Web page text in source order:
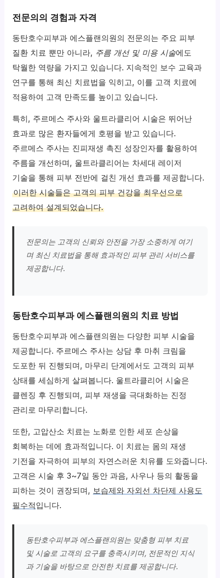
전문의의 경험과 자격
동탄호수피부과 에스플랜의원의 전문의는 주요 피부
질환 치료 뿐만 아니라, 주름 개선 및 미용 시술에도
탁월한 역량을 가지고 있습니다. 지속적인 보수 교육과
연구를 통해 최신 치료법을 익히고, 이를 고객 치료에
적용하여 고객 만족도를 높이고 있습니다.
특히, 주르메스 주사와 울트라클리어 시술은 뛰어난
효과로 많은 환자들에게 호평을 받고 있습니다.
주르메스 주사는 진피재생 촉진 성장인자를 활용하여
주름을 개선하며, 울트라클리어는 차세대 레이저
기술을 통해 피부 전반에 걸친 개선 효과를 제공합니다.
이러한 시술들은 고객의 피부 건강을 최우선으로
고려하여 설계되었습니다.
전문의는 고객의 신뢰와 안전을 가장 소중하게 여기
며 최신 치료법을 통해 효과적인 피부 관리 서비스를
제공합니다.
동탄호수피부과 에스플랜의원의 치료 방법
동탄호수피부과 에스플랜의원는 다양한 피부 시술을
제공합니다. 주르메스 주사는 상담 후 마취 크림을
도포한 뒤 진행되며, 마무리 단계에서도 고객의 피부
상태를 세심하게 살펴봅니다. 울트라클리어 시술은
클렌징 후 진행되며, 피부 재생을 극대화하는 진정
관리로 마무리합니다.
또한, 고압산소 치료는 노화로 인한 세포 손상을
회복하는 데에 효과적입니다. 이 치료는 몸의 재생
기전을 자극하여 피부의 자연스러운 치유를 도와줍니다.
고객은 시술 후 3~7일 동안 과음, 사우나 등의 활동을
피하는 것이 권장되며, 보습제와 자외선 차단제 사용도
필수적입니다.
동탄호수피부과 에스플랜의원는 맞춤형 피부 치료
및 시술로 고객의 요구를 충족시키며, 전문적인 지식
과 기술을 바탕으로 안전한 치료를 제공합니다.